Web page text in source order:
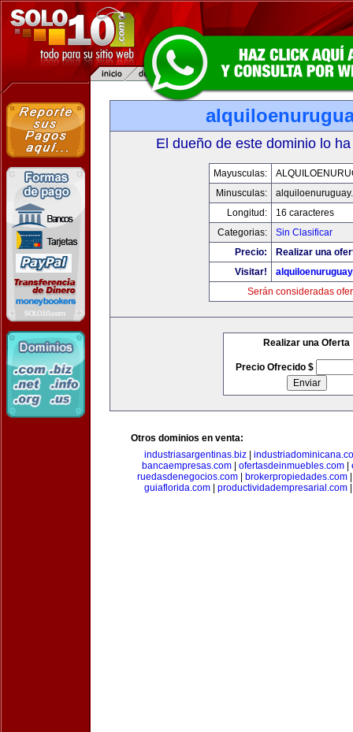
El dueño de este dominio lo
Mayusculas:
Minusculas:
Longitud:
16 caracteres
Categorias:
Sin Clasificar
Precio:
Realizar una
Visitar!
Serán consideradas
Realizar una Oferta
Precio Ofrecido $
Otros dominios en venta:
industriasargentinas.biz
bancaempresas.com
ofertasdeinmuebles.com
ruedasdenegocios.com| brokerpropiedades.com
guiaflorida.com| productividadempresarial.com